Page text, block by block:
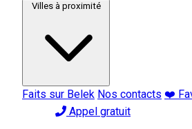
Villes à proximité
Faits sur Belek Nos contacts ❤️
Appel gratuit